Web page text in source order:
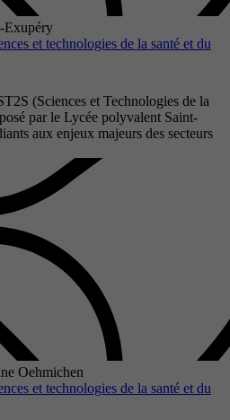
Exupéry
et technologies de la santé et du
(Sciences et Technologies de la
par le Lycée polyvalent Saint-
aux enjeux majeurs des secteurs
Oehmichen
et technologies de la santé et du